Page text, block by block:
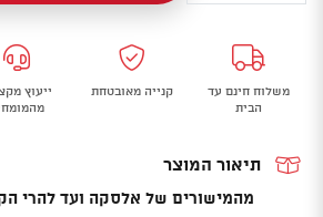
פוך
עבה
Rab
Waterproof
משלוח חינם עד
הבית
קנייה מאובטחת
ייעוץ
תיאור המוצר
מהמישורים של אלסקה ועד להרי